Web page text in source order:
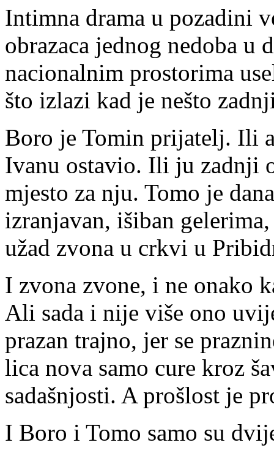
Intimna drama u pozadini
obrazaca jednog nedoba u
nacionalnim prostorima
što izlazi kad je nešto
Boro je Tomin prijatelj. Ili
Ivanu ostavio. Ili ju zadnji
mjesto za nju. Tomo je
izranjavan, išiban
užad zvona u crkvi u
I zvona zvone, i ne onako
Ali sada i nije više ono
prazan trajno, jer se
lica nova samo cure kroz
sadašnjosti. A prošlost je
I Boro i Tomo samo su